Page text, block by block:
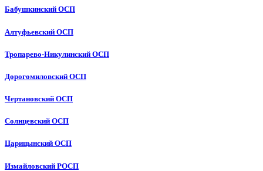
Бабушкинский ОСП
Алтуфьевский ОСП
Тропарево-Никулинский ОСП
Дорогомиловский ОСП
Чертановский ОСП
Солнцевский ОСП
Царицынский ОСП
Измайловский РОСП